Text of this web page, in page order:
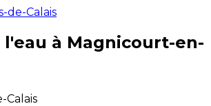
de-Calais
à Magnicourt-en-
Calais